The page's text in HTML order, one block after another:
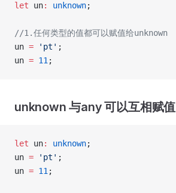
let un: unknown;
//1.任何类型的值都可以赋值给unknown
un = 'pt' ;
un = 11 ;
unknown 与any 可以互相赋值
let un: unknown;
un = 'pt' ;
un = 11 ;